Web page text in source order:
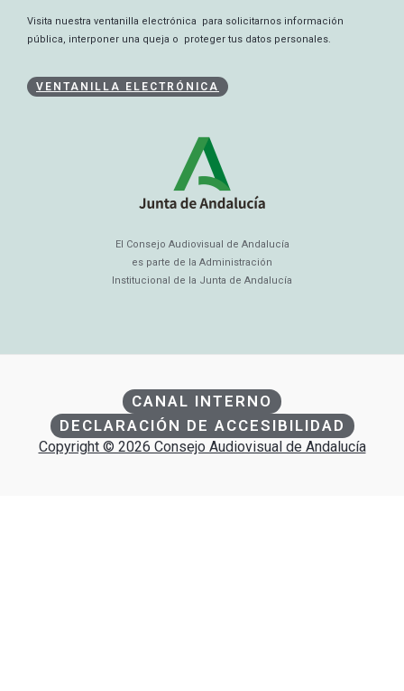
Visita nuestra ventanilla electrónica para solicitarnos información
pública, interponer una queja o proteger tus datos personales.
VENTANILLA ELECTRÓNICA
El Consejo Audiovisual de Andalucía
es parte de la Administración
Institucional de la Junta de Andalucía
CANAL INTERNO
DECLARACIÓN DE ACCESIBILIDAD
Copyright © 2026 Consejo Audiovisual de Andalucía